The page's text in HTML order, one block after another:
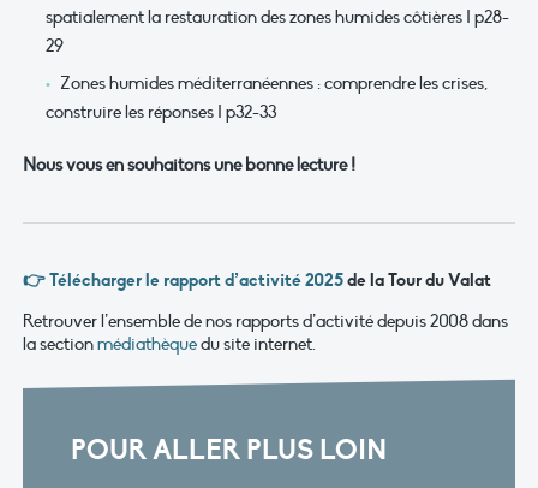
spatialement la restauration des zones humides côtières I p28-
29
Zones humides méditerranéennes : comprendre les crises,
construire les réponses I p32-33
Nous vous en souhaitons une bonne lecture !
👉 Télécharger le rapport d’activité 2025de la Tour du Valat
Retrouver l’ensemble de nos rapports d’activité depuis 2008 dans
la sectionmédiathèquedu site internet.
POUR ALLER PLUS LOIN